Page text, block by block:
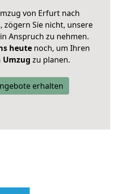
von Erfurt nach
zögern Sie nicht, unsere
Anspruch zu nehmen.
heutenoch, um Ihren
Umzug zu planen.
erhalten